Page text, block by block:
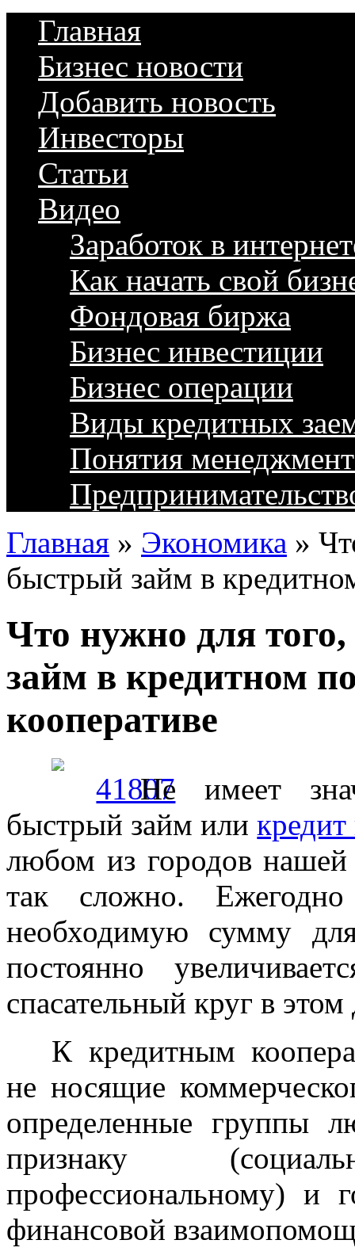
Главная
Бизнес новости
Добавить новость
Инвесторы
Статьи
Видео
Заработок в
Как начать свой
Фондовая биржа
Бизнес инвестиции
Бизнес операции
Виды кредитных
Понятия
Главная » Экономика »
быстрый займ в
Что нужно для
займ в кредитном
кооперативе
Не имеет
быстрый займ или
любом из городов нашей
так сложно.
необходимую сумму
постоянно
спасательный круг в
К кредитным
не носящие
определенные группы
признаку
профессиональному) и
финансовой